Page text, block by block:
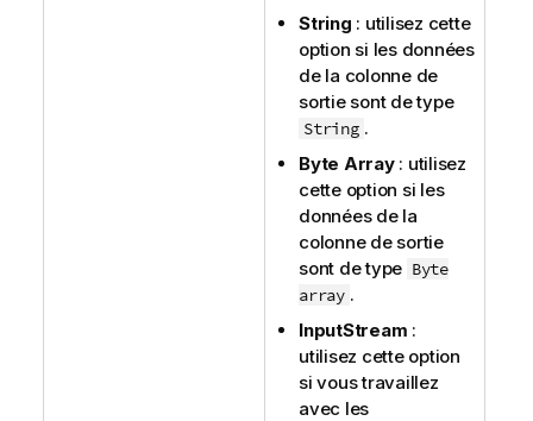
String : utilisez cette
option si les données
de la colonne de
sortie sont de type
String .
Byte Array: utilisez
cette option si les
données de la
colonne de sortie
sont de type Byte
array .
InputStream :
utilisez cette option
si vous travaillez
avec les